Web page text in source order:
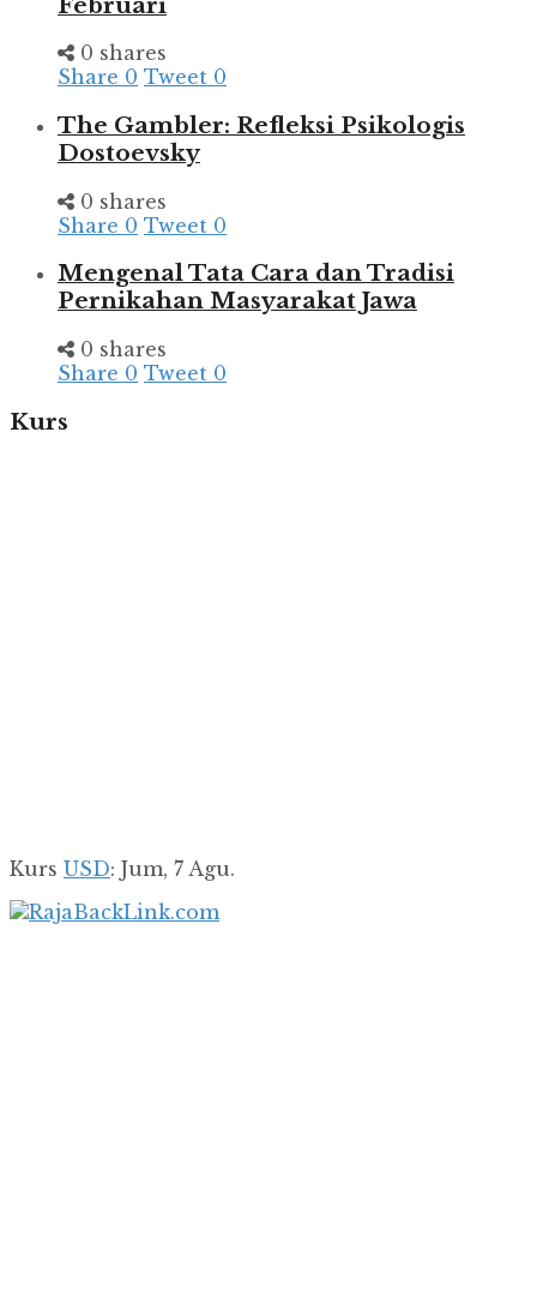
0 shares
Share 0 Tweet 0
The Gambler: Refleksi Psikologis
Dostoevsky
0 shares
Share 0 Tweet 0
Mengenal Tata Cara dan Tradisi
Pernikahan Masyarakat Jawa
0 shares
Share 0 Tweet 0
Kurs
Kurs USD: Jum, 7 Agu.